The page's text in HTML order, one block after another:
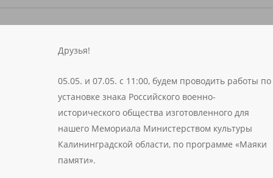
Друзья!
05.05. и 07.05. с 11:00, будем проводить работы по
установке знака Российского военно-
исторического общества изготовленного для
нашего Мемориала Министерством культуры
Калининградской области, по программе «Маяки
памяти».